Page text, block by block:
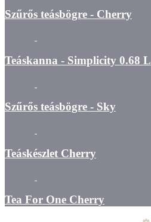
Szűrős teásbögre - Cherry
Teáskanna - Simplicity 0.68 L
Szűrős teásbögre - Sky
Teáskészlet Cherry
Tea For One Cherry